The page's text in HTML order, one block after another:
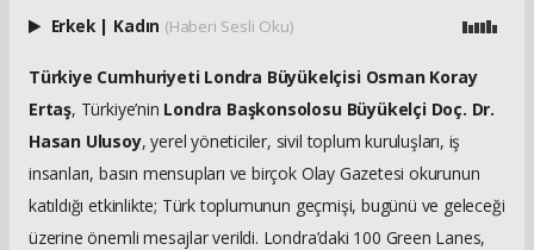
Erkek | Kadın (Haberi Sesli Oku)
Türkiye Cumhuriyeti Londra Büyükelçisi Osman Koray
Ertaş, Türkiye’nin Londra Başkonsolosu Büyükelçi Doç. Dr.
Hasan Ulusoy, yerel yöneticiler, sivil toplum kuruluşları, iş
insanları, basın mensupları ve birçok Olay Gazetesi okurunun
katıldığı etkinlikte; Türk toplumunun geçmişi, bugünü ve geleceği
üzerine önemli mesajlar verildi. Londra’daki 100 Green Lanes,